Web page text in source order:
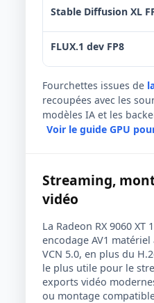
Stable Diffusion XL
FLUX.1 dev FP8
Fourchettes issues de
recoupées avec les
modèles IA et les
Voir le guide GPU
Streaming,
vidéo
La Radeon RX 9060 XT
encodage AV1
VCN 5.0, en plus du
le plus utile pour le
exports vidéo
ou montage